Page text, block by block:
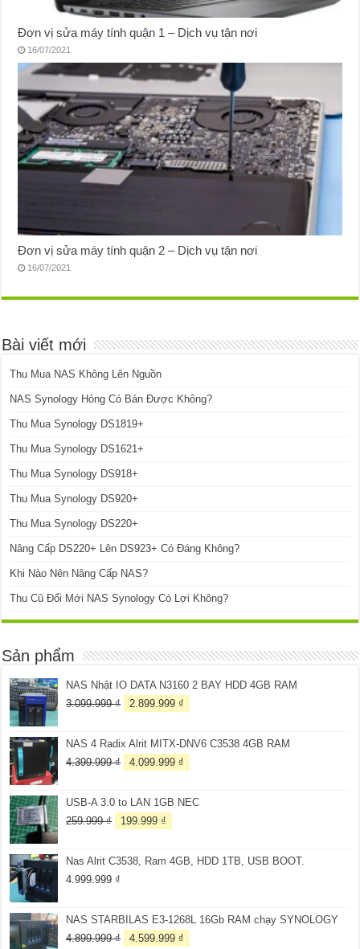
Đơn vị sửa máy tính quận 1 – Dịch vụ tận nơi
16/07/2021
Đơn vị sửa máy tính quận 2 – Dịch vụ tận nơi
16/07/2021
Bài viết mới
Thu Mua NAS Không Lên Nguồn
NAS Synology Hỏng Có Bán Được Không?
Thu Mua Synology DS1819+
Thu Mua Synology DS1621+
Thu Mua Synology DS918+
Thu Mua Synology DS920+
Thu Mua Synology DS220+
Nâng Cấp DS220+ Lên DS923+ Có Đáng Không?
Khi Nào Nên Nâng Cấp NAS?
Thu Cũ Đổi Mới NAS Synology Có Lợi Không?
Sản phẩm
NAS Nhật IO DATA N3160 2 BAY HDD 4GB RAM
3.099.999₫
Giá
3.099.999 ₫.
2.899.999 ₫
là:
NAS 4 Radix Alrit MITX-DNV6 C3538 4GB RAM
4.399.999₫
Giá
4.399.999 ₫.
4.099.999 ₫
là:
USB-A 3.0 to LAN 1GB NEC
259.999₫
Giá
259.999 ₫.
199.999 ₫
là:
Nas Alrit C3538, Ram 4GB, HDD 1TB, USB BOOT.
4.999.999 ₫
NAS STARBILAS E3-1268L 16Gb RAM chạy SYNOLOGY
4.899.999₫
Giá
4.599.999 ₫